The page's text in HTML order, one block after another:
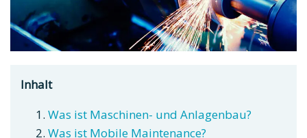
Inhalt
Was ist Maschinen- und Anlagenbau?
Was ist Mobile Maintenance?